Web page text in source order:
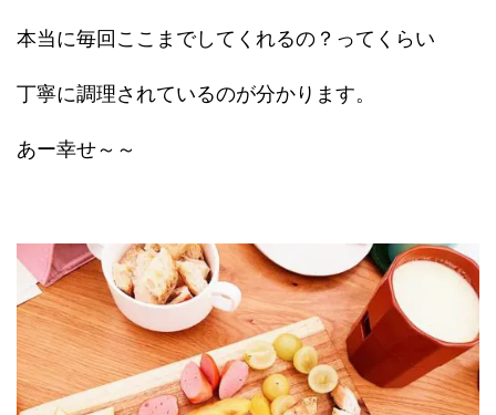
本当に毎回ここまでしてくれるの？ってくらい
丁寧に調理されているのが分かります。
あー幸せ～～